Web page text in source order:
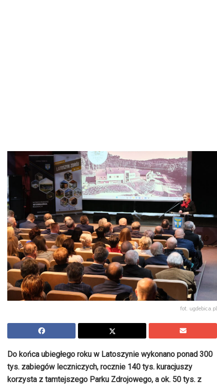
fot. ugdebica.pl
Do końca ubiegłego roku w Latoszynie wykonano ponad 300
tys. zabiegów leczniczych, rocznie 140 tys. kuracjuszy
korzysta z tamtejszego Parku Zdrojowego, a ok. 50 tys. z